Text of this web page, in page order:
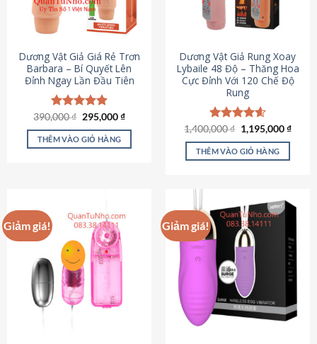
Dương Vật Giả Giá Rẻ Trơn
Barbara – Bí Quyết Lên
Đỉnh Ngay Lần Đầu Tiên
Được xếp
hạng4.90
5 sao
390,000₫ Giá
là:
390,000 ₫.
295,000₫Giá
tại
THÊM VÀO GIỎ HÀNG
Dương Vật Giả Rung Xoay
Lybaile 48 Độ – Thăng Hoa
Cực Đỉnh Với 120 Chế Độ
Rung
Được xếp
hạng4.62
5 sao
1,400,000₫ Giá
gốc
là:
1,400,000 ₫.
1,195,000₫Giá
THÊM VÀO GIỎ HÀNG
Giảm giá! Giảm giá!